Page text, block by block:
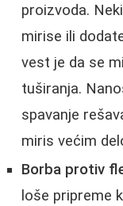
proizvoda.
mirise ili
vest je da se
tuširanja.
spavanje
miris većim
Borba protiv
loše pripreme